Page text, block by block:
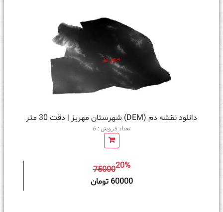
دانلود نقشه دم (DEM) شهرستان مهریز | دقت 30 متر
تعداد فروش : 6
7500020%
60000 تومان